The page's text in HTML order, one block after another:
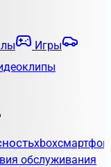
Игры
xbox
обслуживания